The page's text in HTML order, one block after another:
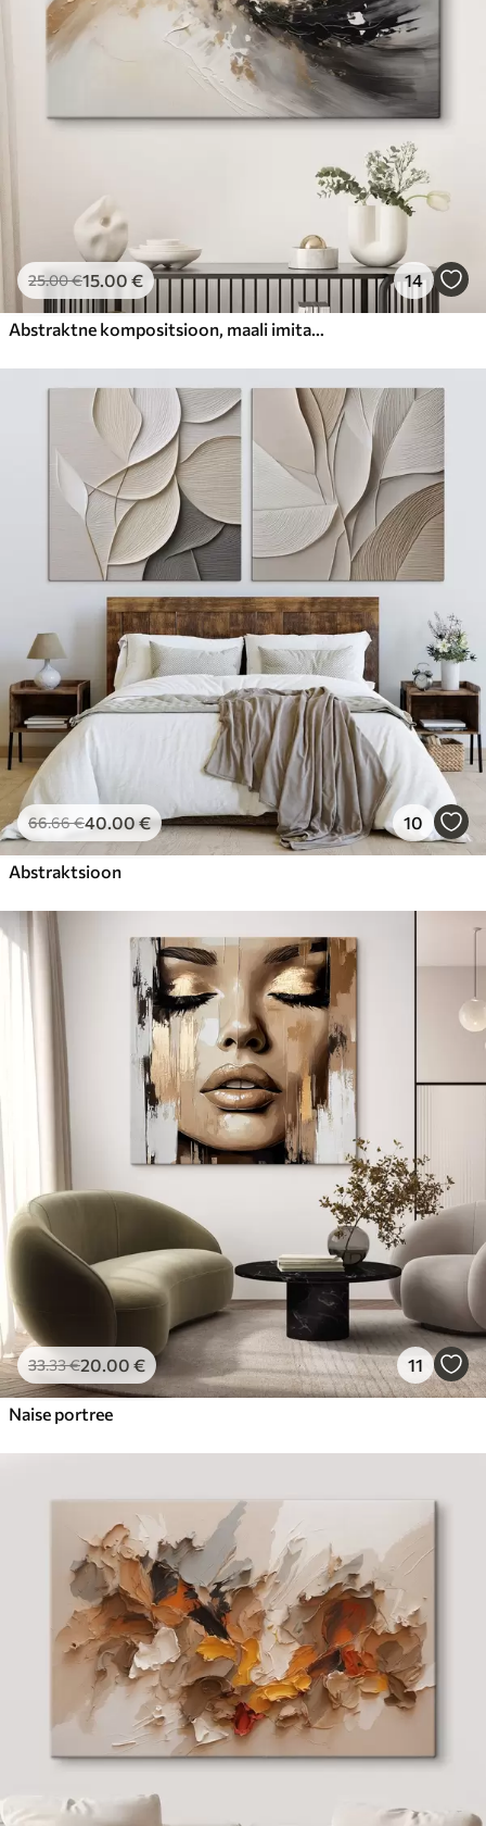
25.00€15.00 € 14
Abstraktne kompositsioon, maali imitatsioon
66.66€40.00€ 10
Abstraktsioon
33.33€20.00 € 11
Naise portree